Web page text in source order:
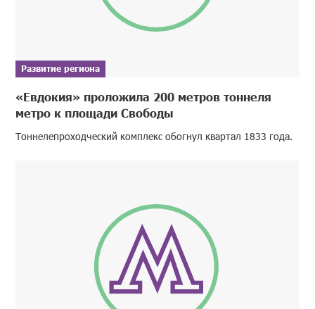
Развитие региона
«Евдокия» проложила 200 метров тоннеля
метро к площади Свободы
Тоннелепроходческий комплекс обогнул квартал 1833 года.